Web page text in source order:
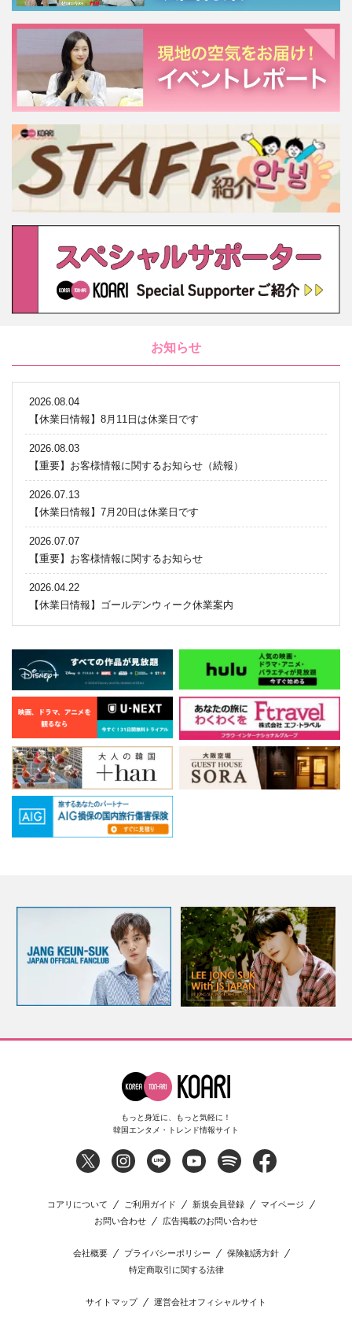
お知らせ
2026.08.04
【休業日情報】8月11日は休業日です
2026.08.03
【重要】お客様情報に関するお知らせ（続報）
2026.07.13
【休業日情報】7月20日は休業日です
2026.07.07
【重要】お客様情報に関するお知らせ
2026.04.22
【休業日情報】ゴールデンウィーク休業案内
もっと身近に、もっと気軽に！
韓国エンタメ・トレンド情報サイト
コアリについて ご利用ガイド 新規会員登録
マイページ
お問い合わせ
広告掲載のお問い合わせ
会社概要 プライバシーポリシー
保険勧誘方針
特定商取引に関する法律
サイトマップ 運営会社オフィシャルサイト